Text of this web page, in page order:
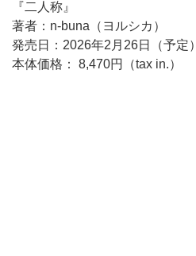
『二人称』
著者：n-buna（ヨルシカ）
発売日：2026年2月26日（予定）
本体価格： 8,470円（tax in.）